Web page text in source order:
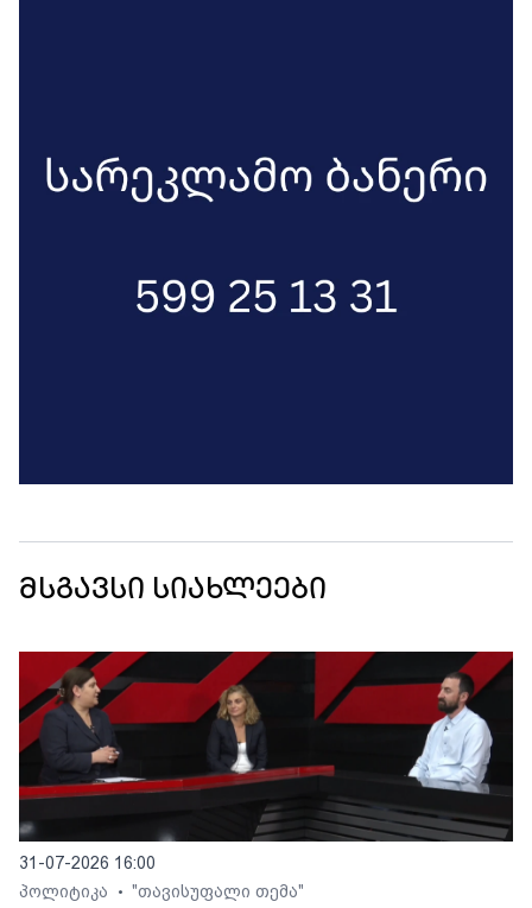
მსგავსი სიახლეები
31-07-2026 16:00
პოლიტიკა
• "თავისუფალი თემა"